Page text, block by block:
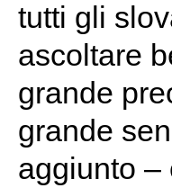
tutti gli
ascoltare
grande
grande
aggiunto –